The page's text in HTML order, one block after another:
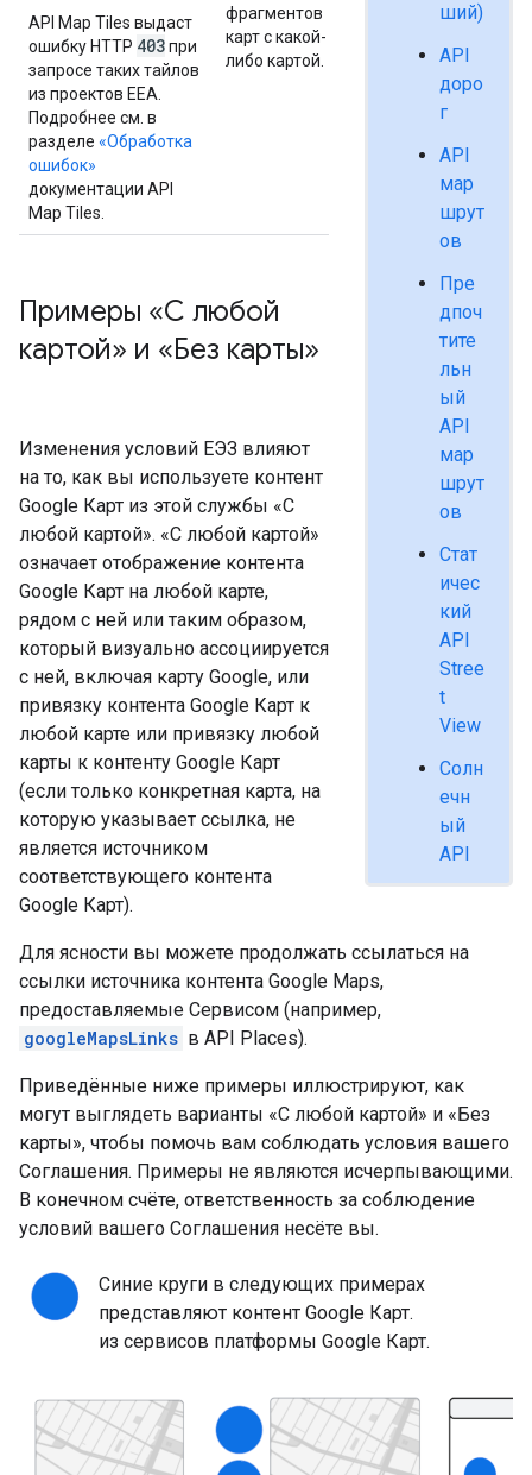
ший)
API
доро
г
API
мар
шрут
ов
Пре
дпоч
тите
льн
ый
API
мар
шрут
ов
Стат
ичес
кий
API
Stree
t
View
Солн
ечн
ый
API
API Map Tiles выдаст
ошибку HTTP 403при
запросе таких тайлов
из проектов EEA.
Подробнее см. в
разделе «Обработка
ошибок»
документации API
Map Tiles.
фрагментов
карт с какой-
либо картой.
Примеры «С любой
картой» и «Без карты»
Изменения условий ЕЭЗ влияют
на то, как вы используете контент
Google Карт из этой службы «С
любой картой». «С любой картой»
означает отображение контента
Google Карт на любой карте,
рядом с ней или таким образом,
который визуально ассоциируется
с ней, включая карту Google, или
привязку контента Google Карт к
любой карте или привязку любой
карты к контенту Google Карт
(если только конкретная карта, на
которую указывает ссылка, не
является источником
соответствующего контента
Google Карт).
Для ясности вы можете продолжать ссылаться на
ссылки источника контента Google Maps,
предоставляемые Сервисом (например,
googleMapsLinks в API Places).
Приведённые ниже примеры иллюстрируют, как
могут выглядеть варианты «С любой картой» и «Без
карты», чтобы помочь вам соблюдать условия вашего
Соглашения. Примеры не являются исчерпывающими.
В конечном счёте, ответственность за соблюдение
условий вашего Соглашения несёте вы.
Синие круги в следующих примерах
представляют контент Google Карт.
из сервисов платформы Google Карт.